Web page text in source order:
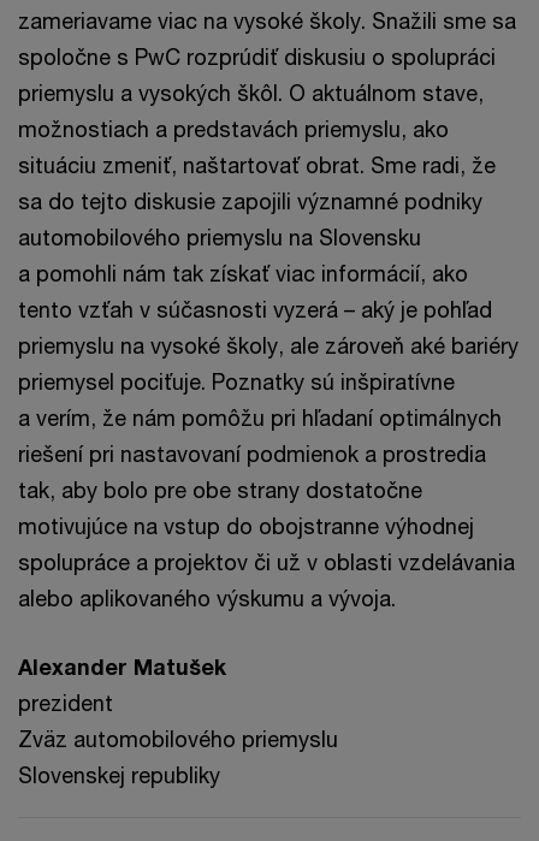
zameriavame viac na vysoké školy. Snažili sme sa
spoločne s PwC rozprúdiť diskusiu o spolupráci
priemyslu a vysokých škôl. O aktuálnom stave,
možnostiach a predstavách priemyslu, ako
situáciu zmeniť, naštartovať obrat. Sme radi, že
sa do tejto diskusie zapojili významné podniky
automobilového priemyslu na Slovensku
a pomohli nám tak získať viac informácií, ako
tento vzťah v súčasnosti vyzerá – aký je pohľad
priemyslu na vysoké školy, ale zároveň aké bariéry
priemysel pociťuje. Poznatky sú inšpiratívne
a verím, že nám pomôžu pri hľadaní optimálnych
riešení pri nastavovaní podmienok a prostredia
tak, aby bolo pre obe strany dostatočne
motivujúce na vstup do obojstranne výhodnej
spolupráce a projektov či už v oblasti vzdelávania
alebo aplikovaného výskumu a vývoja.
Alexander Matušek
prezident
Zväz automobilového priemyslu
Slovenskej republiky